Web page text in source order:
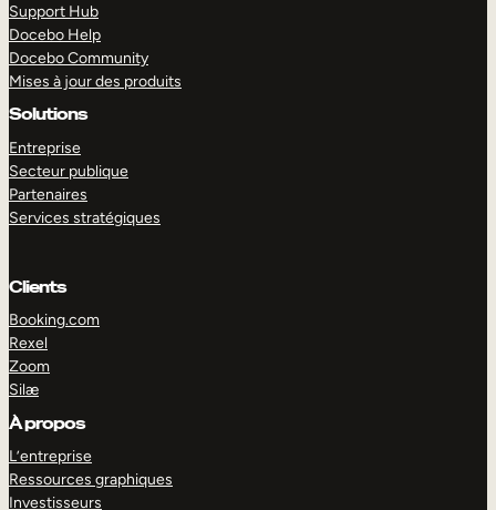
Support Hub
Docebo Help
Docebo Community
Mises à jour des produits
Solutions
Entreprise
Secteur publique
Partenaires
Services stratégiques
Clients
Booking.com
Rexel
Zoom
Silæ
À propos
L’entreprise
Ressources graphiques
Investisseurs